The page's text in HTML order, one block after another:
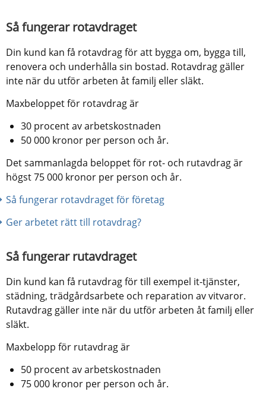
Så fungerar rotavdraget
Din kund kan få rotavdrag för att bygga om, bygga till,
renovera och underhålla sin bostad. Rotavdrag gäller
inte när du utför arbeten åt familj eller släkt.
Maxbeloppet för rotavdrag är
30 procent av arbetskostnaden
50 000 kronor per person och år.
Det sammanlagda beloppet för rot- och rutavdrag är
högst 75 000 kronor per person och år.
Så fungerar rotavdraget för företag
Ger arbetet rätt till rotavdrag?
Så fungerar rutavdraget
Din kund kan få rutavdrag för till exempel it-tjänster,
städning, trädgårdsarbete och reparation av vitvaror.
Rutavdrag gäller inte när du utför arbeten åt familj eller
släkt.
Maxbelopp för rutavdrag är
50 procent av arbetskostnaden
75 000 kronor per person och år.